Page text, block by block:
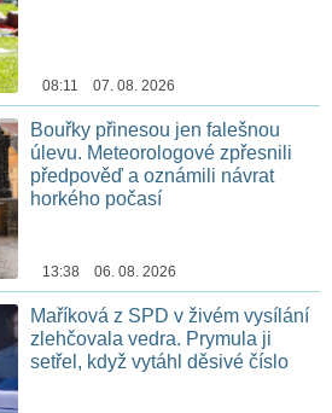
08:11 07. 08. 2026
Bouřky přinesou jen falešnou
úlevu. Meteorologové zpřesnili
předpověď a oznámili návrat
horkého počasí
13:38 06. 08. 2026
Maříková z SPD v živém vysílání
zlehčovala vedra. Prymula ji
setřel, když vytáhl děsivé číslo